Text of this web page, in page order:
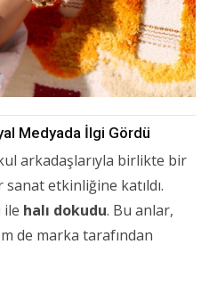
Medyada İlgi Gördü
arkadaşlarıyla birlikte bir
etkinliğine katıldı.
ile halı dokudu. Bu anlar,
de marka tarafından